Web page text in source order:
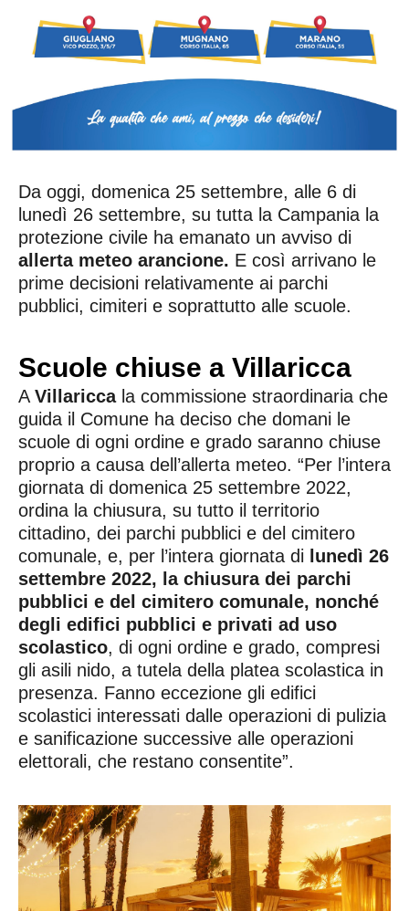
Da oggi, domenica 25 settembre, alle 6 di
lunedì 26 settembre, su tutta la Campania la
protezione civile ha emanato un avviso di
allerta meteo arancione. E così arrivano le
prime decisioni relativamente ai parchi
pubblici, cimiteri e soprattutto alle scuole.
Scuole chiuse a Villaricca
A Villariccala commissione straordinaria che
guida il Comune ha deciso che domani le
scuole di ogni ordine e grado saranno chiuse
proprio a causa dell’allerta meteo. “Per l’intera
giornata di domenica 25 settembre 2022,
ordina la chiusura, su tutto il territorio
cittadino, dei parchi pubblici e del cimitero
comunale, e, per l’intera giornata di
lunedì 26
settembre 2022, la chiusura dei parchi
pubblici e del cimitero comunale, nonché
degli edifici pubblici e privati ad uso
scolastico, di ogni ordine e grado, compresi
gli asili nido, a tutela della platea scolastica in
presenza. Fanno eccezione gli edifici
scolastici interessati dalle operazioni di pulizia
e sanificazione successive alle operazioni
elettorali, che restano consentite”.